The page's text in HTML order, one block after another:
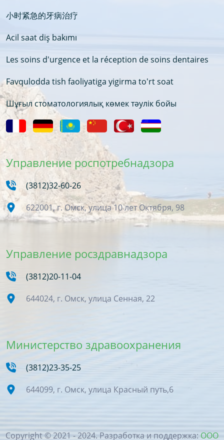
小时紧急的牙病治疗
Acil saat diş bakımı
Les soins d'urgence et la réception de soins dentaires
Favqulodda tish faoliyatiga yigirma to'rt soat
Шұғыл стоматологиялық көмек тәулік бойы
Управление роспотребнадзора
(3812)32-60-26
622001, г. Омск, улица 10 лет Октября, 98
Управление росздравнадзора
(3812)20-11-04
644024, г. Омск, улица Сенная, 22
Министерство здравоохранения
(3812)23-35-25
644099, г. Омск, улица Красный путь,6
Copyright © 2021 - 2024. Разработка и поддержка: ООО